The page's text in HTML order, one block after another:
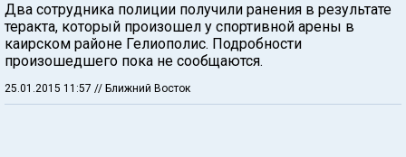
Два сотрудника полиции получили ранения в результате
теракта, который произошел у спортивной арены в
каирском районе Гелиополис. Подробности
произошедшего пока не сообщаются.
25.01.2015 11:57 // Ближний Восток